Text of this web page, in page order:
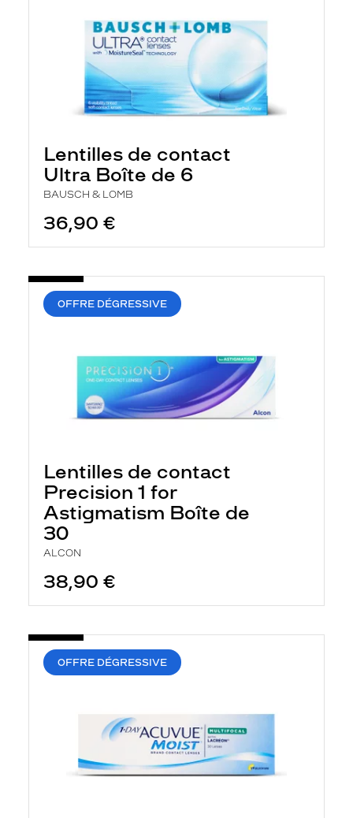
Lentilles de contact
Ultra Boîte de 6
BAUSCH & LOMB
36,90 €
OFFRE DÉGRESSIVE
Lentilles de contact
Precision 1 for
Astigmatism Boîte de
30
ALCON
38,90 €
OFFRE DÉGRESSIVE